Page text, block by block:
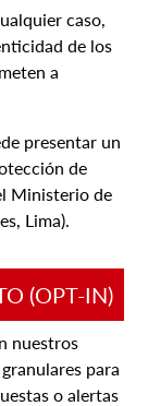
caso,
de los
a
presentar un
de
Ministerio de
Lima).
(OPT-IN)
nuestros
para
o alertas